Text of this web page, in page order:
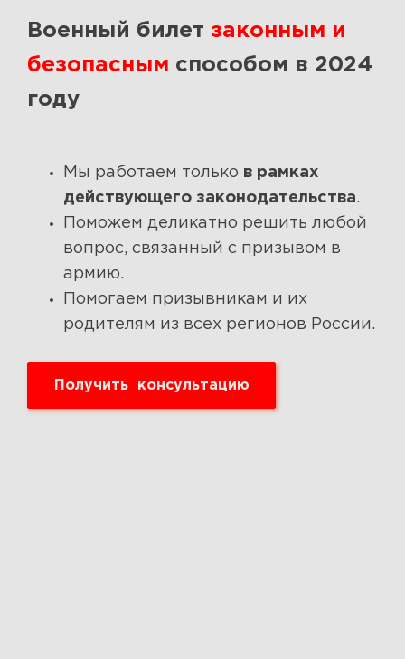
Военный билет законным и
безопасным способом в 2024
году
Мы работаем только в рамках
действующего законодательства.
Поможем деликатно решить любой
вопрос, связанный с призывом в
армию.
Помогаем призывникам и их
родителям из всех регионов России.
Получить консультацию